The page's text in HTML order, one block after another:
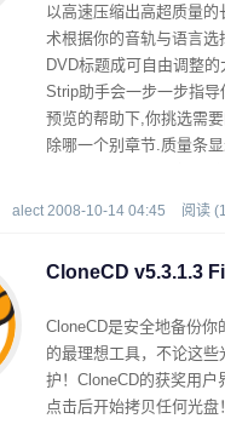
以高速压缩出高超质量
术根据你的音轨与语言选
DVD标题成可自由调整
Strip助手会一步一步指
预览的帮助下,你挑选需
除哪一个别章节.质量条
alect 2008-10-14 04:45 阅读
CloneCD v5.3.1.3
CloneCD是安全地备份你
的最理想工具，不论这
护！CloneCD的获奖用户
点击后开始拷贝任何光盘！